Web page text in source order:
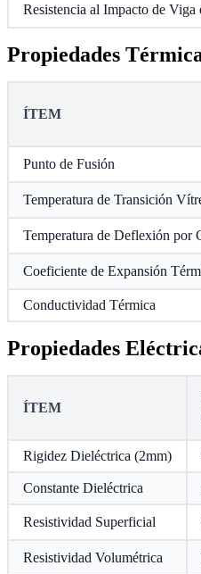
Resistencia al Impacto de
Propiedades
ÍTEM
Punto de Fusión
Temperatura de Transición
Temperatura de Deflexión por
Coeficiente de Expansión
Conductividad Térmica
Propiedades
ÍTEM
Rigidez Dieléctrica (2mm)
Constante Dieléctrica
Resistividad Superficial
Resistividad Volumétrica